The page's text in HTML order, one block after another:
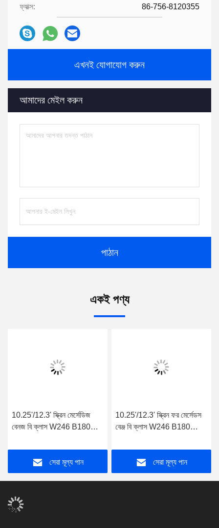
ফ্যাক্স: 86-756-8120355
এখনই যোগাযোগ করুন
আমাদের মেইল ​​করুন
পাঠান
একই পণ্য
10.25'/12.3' স্ক্রিন মের্সেডিজ
বেনজ বি ক্লাস W246 B180
2011-2014 ডান হাতের ড্রাইভার
NTG4.5 অ্যান্ড্রয়েড মাল্টিমিডিয়া
প্লেয়ার
সেরা মূল্য পান
10.25'/12.3' স্ক্রিন ফর মের্সেডস
বেঞ্জ বি ক্লাস W246 B180
2015-2019 ডান হাতের ড্রাইভার
NTG5.0 অ্যান্ড্রয়েড মাল্টিমিডিয়া
প্লেয়ার
সেরা মূল্য পান